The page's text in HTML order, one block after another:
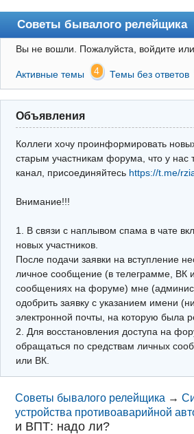
Советы бывалого релейщика
Форум
Правила
Поиск
Регистрация
Архив
Почта
Поиск релейщика
Видео РЗиА
Фотохостинг
Телеграм
Вы не вошли. Пожалуйста, войдите
Активные темы 4 Темы без ответов
Объявления
Коллеги хочу проинформировать
старым участникам форума, что у нас
канал, присоединяйтесь https://t.me/
Внимание!!!
1. В связи с наплывом спама в чате
новых участников.
После подачи заявки на вступление
личное сообщение (в телеграмме, ВК
сообщениях на форуме) мне
одобрить заявку с указанием имени
электронной почты, на которую была
2. Для восстановления доступа на
обращаться по средствам личных
или ВК.
Советы бывалого релейщика →
устройства противоаварийной
и ВПТ: надо ли?